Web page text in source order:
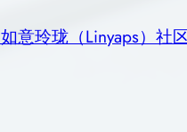
如意玲珑（Linyaps）社